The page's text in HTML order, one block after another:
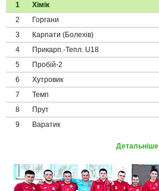
1
Хімік
2
Горгани
3
Карпати (Болехів)
4
Прикарп.-Тепл. U18
5
Пробій-2
6
Хутровик
7
Темп
8
Прут
9
Варатик
Детальніше